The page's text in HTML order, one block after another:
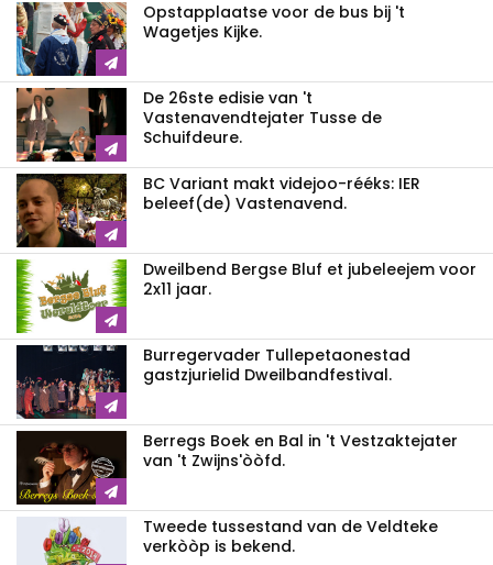
Opstapplaatse voor de bus bij 't
Wagetjes Kijke.
De 26ste edisie van 't
Vastenavendtejater Tusse de
Schuifdeure.
BC Variant makt videjoo-rééks: IER
beleef(de) Vastenavend.
Dweilbend Bergse Bluf et jubeleejem voor
2x11 jaar.
Burregervader Tullepetaonestad
gastzjurielid Dweilbandfestival.
Berregs Boek en Bal in 't Vestzaktejater
van 't Zwijns'òòfd.
Tweede tussestand van de Veldteke
verkòòp is bekend.